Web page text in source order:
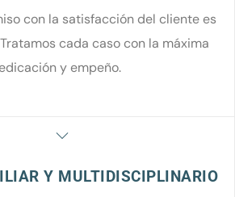
con la satisfacción del cliente es
cada caso con la máxima
y empeño.
Y MULTIDISCIPLINARIO